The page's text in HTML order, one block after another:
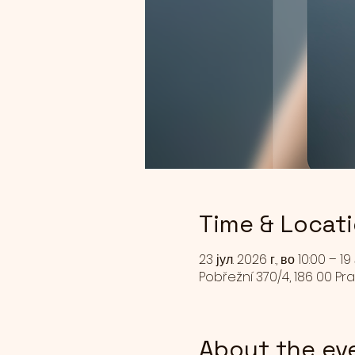
Time &
23 јул. 2026 г., во 10:00 –
Pobřežní 370/4, 186 00